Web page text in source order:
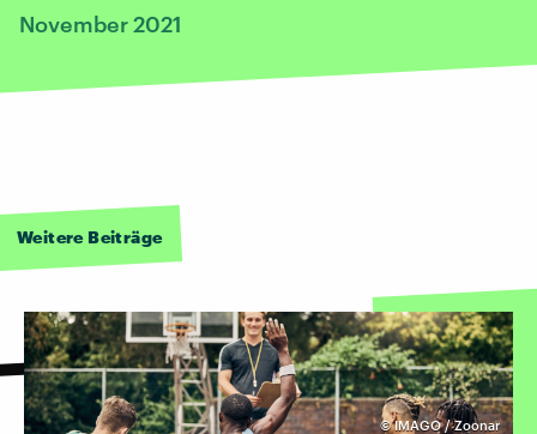
November 2021
Weitere Beiträge
©IMAGO / Zoonar